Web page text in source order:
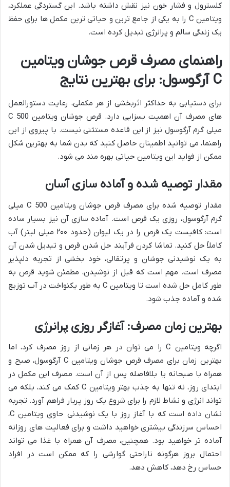
کلسترول و فشار خون نیز نقش داشته باشد. این گستردگی عملکرد،
ویتامین C را به یکی از جامع ترین و حیاتی ترین مکمل ها برای حفظ
یک زندگی سالم و پرانرژی تبدیل کرده است.
راهنمای مصرف قرص جوشان ویتامین
C آرگوسول: برای بهترین نتایج
برای دستیابی به حداکثر اثربخشی از هر مکملی، رعایت دستورالعمل
های مصرف آن اهمیت بسزایی دارد. قرص جوشان ویتامین C 500
میلی گرم آرگوسول نیز از این قاعده مستثنی نیست. با پیروی از این
راهنما، می توانید اطمینان حاصل کنید که بدن شما به بهترین شکل
ممکن از فواید این ویتامین حیاتی بهره مند می شود.
مقدار توصیه شده و آماده سازی آسان
مقدار توصیه شده برای مصرف قرص جوشان ویتامین C 500 میلی
گرم آرگوسول، روزی یک قرص است. آماده سازی آن نیز بسیار ساده
است: کافیست یک قرص را در یک لیوان (حدود ۲۰۰ میلی لیتر) آب
کاملاً حل کنید. تماشا کردن فرآیند حل شدن قرص و تبدیل شدن آن
به یک نوشیدنی جوشان و پرتقالی، خود بخشی از تجربه دلپذیر
مصرف است. مهم است که قبل از نوشیدن، مطمئن شوید قرص به
طور کامل حل شده است تا ویتامین C به طور یکنواخت در آب توزیع
شده و آماده جذب شود.
بهترین زمان مصرف: آغازگر روزی پرانرژی
اگرچه ویتامین C را می توان در هر زمانی از روز مصرف کرد، اما
بهترین زمان برای مصرف قرص جوشان ویتامین C آرگوسول، صبح و
همراه با صبحانه یا بلافاصله پس از آن است. مصرف این مکمل در
ابتدای روز، نه تنها به جذب بهتر ویتامین C کمک می کند، بلکه می
تواند انرژی و نشاط لازم را برای شروع یک روز پربار فراهم آورد. تجربه
نشان داده است که با آغاز روز با یک نوشیدنی حاوی ویتامین C،
احساس سرزندگی بیشتری خواهید داشت و برای فعالیت های روزانه
آماده تر خواهید بود. همچنین، مصرف آن همراه با غذا می تواند
احتمال بروز هرگونه ناراحتی گوارشی را که ممکن است در افراد
حساس رخ دهد، کاهش دهد.